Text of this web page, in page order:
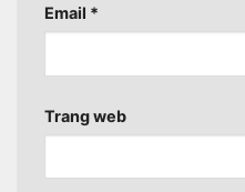
Email *
Trang web